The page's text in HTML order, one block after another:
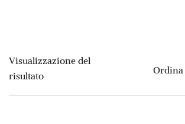
Visualizzazione del
risultato